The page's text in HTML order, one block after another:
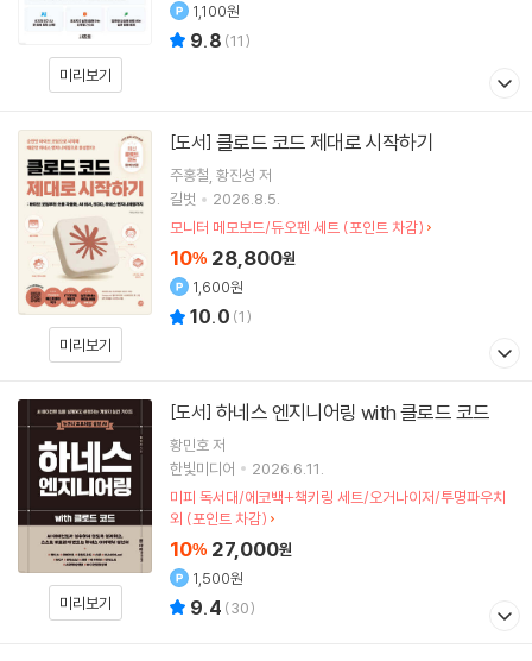
미리보기
1,100원
9.8 (11)
미리보기
[도서] 클로드 코드 제대로 시작하기
주홍철 황진성 저
길벗
2026.8.5.
모니터 메모보드/듀오펜 세트 (포인트 차감)
10% 28,800원
1,600원
10.0 (1)
미리보기
[도서] 하네스 엔지니어링 with 클로드 코드
황민호저
한빛미디어
2026.6.11.
미피 독서대/에코백+책키링 세트/오거나이저/투명파우치
외 (포인트 차감)
10% 27,000원
1,500원
9.4 (30)